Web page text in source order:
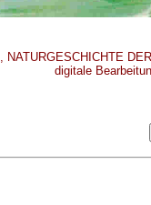
NATURGESCHICHTE
digitale